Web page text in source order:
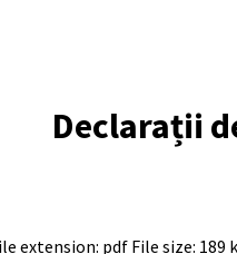
Declarații
extension: pdfFile size: 189